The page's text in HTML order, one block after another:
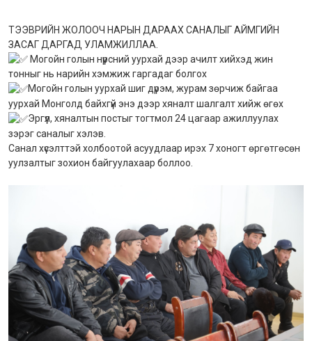
ТЭЭВРИЙН ЖОЛООЧ НАРЫН ДАРААХ САНАЛЫГ АЙМГИЙН
ЗАСАГ ДАРГАД УЛАМЖИЛЛАА.
Могойн голын нүүрсний уурхай дээр ачилт хийхэд жин
тонныг нь нарийн хэмжиж гаргадаг болгох
Могойн голын уурхай шиг дүрэм, журам зөрчиж байгаа
уурхай Монголд байхгүй энэ дээр хяналт шалгалт хийж өгөх
Эргүүл, хяналтын постыг тогтмол 24 цагаар ажиллуулах
зэрэг саналыг хэлэв.
Санал хүсэлттэй холбоотой асуудлаар ирэх 7 хоногт өргөтгөсөн
уулзалтыг зохион байгуулахаар боллоо.